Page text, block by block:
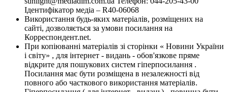
Ідентифікатор медіа – R40-06068
Використання будь-яких матеріалів, розміщених на
сайті, дозволяється за умови посилання на
Корреспондент.net.
При копіюванні матеріалів зі сторінки « Новини України
і світу» , для інтернет - видань - обов'язкове пряме
відкрите для пошукових систем гіперпосилання .
Посилання має бути розміщена в незалежності від
повного або часткового використання матеріалів.